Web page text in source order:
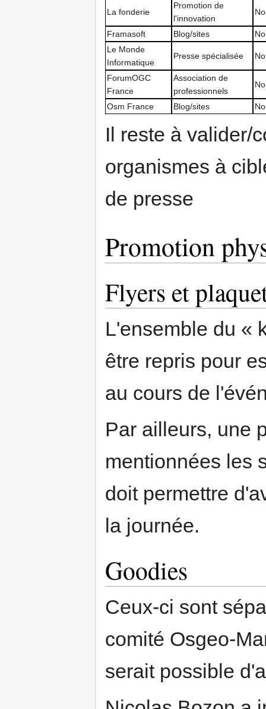
La fonderie
Promotion de
l'innovation
Framasoft Blog/sites
Le Monde
Informatique
Presse spécialisée
ForumOGC
France
Association de
professionnels
Osm France Blog/sites
Il reste à valider/
organismes à
de presse
Promotion
Flyers et
L'ensemble du «
être repris pour
au cours de
Par ailleurs, une
mentionnées les
doit permettre
la journée.
Goodies
Ceux-ci sont
comité Osgeo-
serait possible